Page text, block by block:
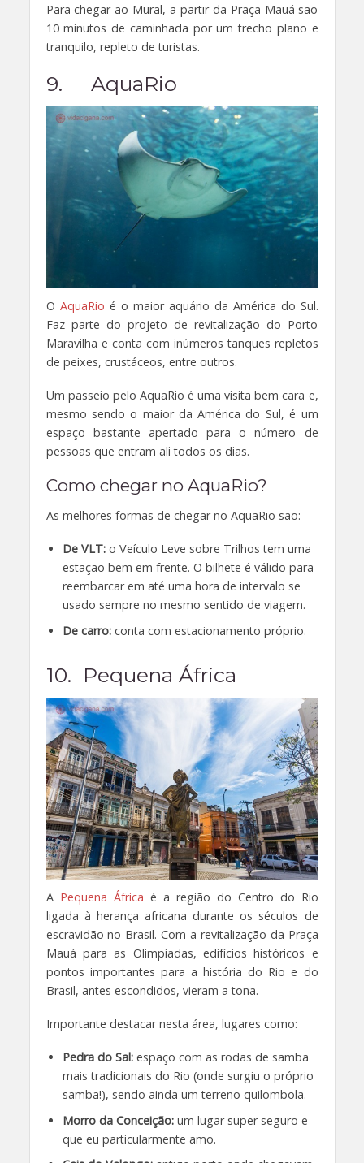
Para chegar ao Mural, a partir da Praça Mauá são
10 minutos de caminhada por um trecho plano e
tranquilo, repleto de turistas.
9. AquaRio
O AquaRio é o maior aquário da América do Sul.
Faz parte do projeto de revitalização do Porto
Maravilha e conta com inúmeros tanques repletos
de peixes, crustáceos, entre outros.
Um passeio pelo AquaRio é uma visita bem cara e,
mesmo sendo o maior da América do Sul, é um
espaço bastante apertado para o número de
pessoas que entram ali todos os dias.
Como chegar no AquaRio?
As melhores formas de chegar no AquaRio são:
De VLT:o Veículo Leve sobre Trilhos tem uma
estação bem em frente. O bilhete é válido para
reembarcar em até uma hora de intervalo se
usado sempre no mesmo sentido de viagem.
De carro:conta com estacionamento próprio.
10. Pequena África
A Pequena África é a região do Centro do Rio
ligada à herança africana durante os séculos de
escravidão no Brasil. Com a revitalização da Praça
Mauá para as Olimpíadas, edifícios históricos e
pontos importantes para a história do Rio e do
Brasil, antes escondidos, vieram a tona.
Importante destacar nesta área, lugares como:
Pedra do Sal:espaço com as rodas de samba
mais tradicionais do Rio (onde surgiu o próprio
samba!), sendo ainda um terreno quilombola.
Morro da Conceição:um lugar super seguro e
que eu particularmente amo.